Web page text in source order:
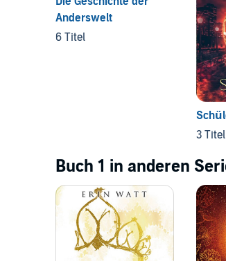
Anderswelt
6 Titel
3 Titel
Buch 1 in anderen